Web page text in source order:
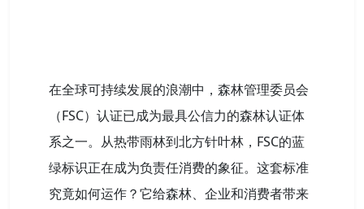
在全球可持续发展的浪潮中，森林管理委员会
（FSC）认证已成为最具公信力的森林认证体
系之一。从热带雨林到北方针叶林，FSC的蓝
绿标识正在成为负责任消费的象征。这套标准
究竟如何运作？它给森林、企业和消费者带来